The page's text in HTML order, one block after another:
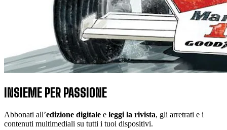
INSIEME PER PASSIONE
Abbonati all’edizione digitale e leggi la rivista, gli arretrati e i
contenuti multimediali su tutti i tuoi dispositivi.